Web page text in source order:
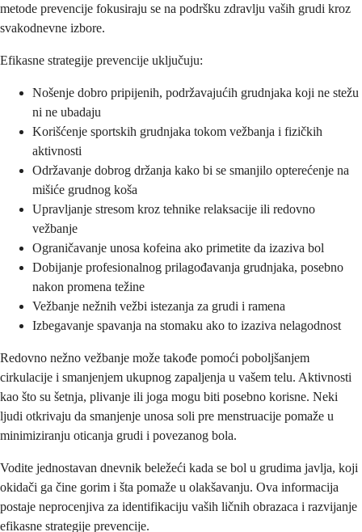
metode prevencije fokusiraju se na podršku zdravlju vaših grudi kroz
svakodnevne izbore.
Efikasne strategije prevencije uključuju:
Nošenje dobro pripijenih, podržavajućih grudnjaka koji ne stežu
ni ne ubadaju
Korišćenje sportskih grudnjaka tokom vežbanja i fizičkih
aktivnosti
Održavanje dobrog držanja kako bi se smanjilo opterećenje na
mišiće grudnog koša
Upravljanje stresom kroz tehnike relaksacije ili redovno
vežbanje
Ograničavanje unosa kofeina ako primetite da izaziva bol
Dobijanje profesionalnog prilagođavanja grudnjaka, posebno
nakon promena težine
Vežbanje nežnih vežbi istezanja za grudi i ramena
Izbegavanje spavanja na stomaku ako to izaziva nelagodnost
Redovno nežno vežbanje može takođe pomoći poboljšanjem
cirkulacije i smanjenjem ukupnog zapaljenja u vašem telu. Aktivnosti
kao što su šetnja, plivanje ili joga mogu biti posebno korisne. Neki
ljudi otkrivaju da smanjenje unosa soli pre menstruacije pomaže u
minimiziranju oticanja grudi i povezanog bola.
Vodite jednostavan dnevnik beležeći kada se bol u grudima javlja, koji
okidači ga čine gorim i šta pomaže u olakšavanju. Ova informacija
postaje neprocenjiva za identifikaciju vaših ličnih obrazaca i razvijanje
efikasne strategije prevencije.